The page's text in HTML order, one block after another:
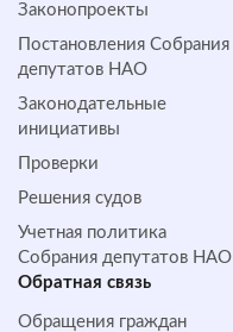
Законопроекты
Постановления Собрания
депутатов НАО
Законодательные
инициативы
Проверки
Решения судов
Учетная политика
Собрания депутатов НАО
Обратная cвязь
Обращения граждан